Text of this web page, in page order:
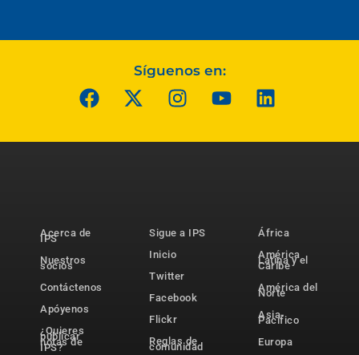
Síguenos en:
Acerca de
IPS
Nuestros
socios
Contáctenos
Apóyenos
¿Quieres
publicar
notas de
IPS?
Sigue a IPS
Inicio
Twitter
Facebook
Flickr
Reglas de
comunidad
África
América
Latina y el
Caribe
América del
Norte
Asia-
Pacífico
Europa